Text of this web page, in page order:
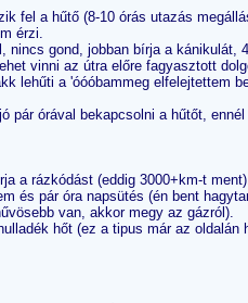
fel a hűtő (8-10 órás utazás
érzi.
nincs gond, jobban bírja a kánikulát,
vinni az útra előre fagyasztott
lehűti a 'óóóbammeg elfelejtettem
pár órával bekapcsolni a hűtőt,
a rázkódást (eddig 3000+km-t
és pár óra napsütés (én bent
van, akkor megy az gázról).
hőt (ez a tipus már az oldalán